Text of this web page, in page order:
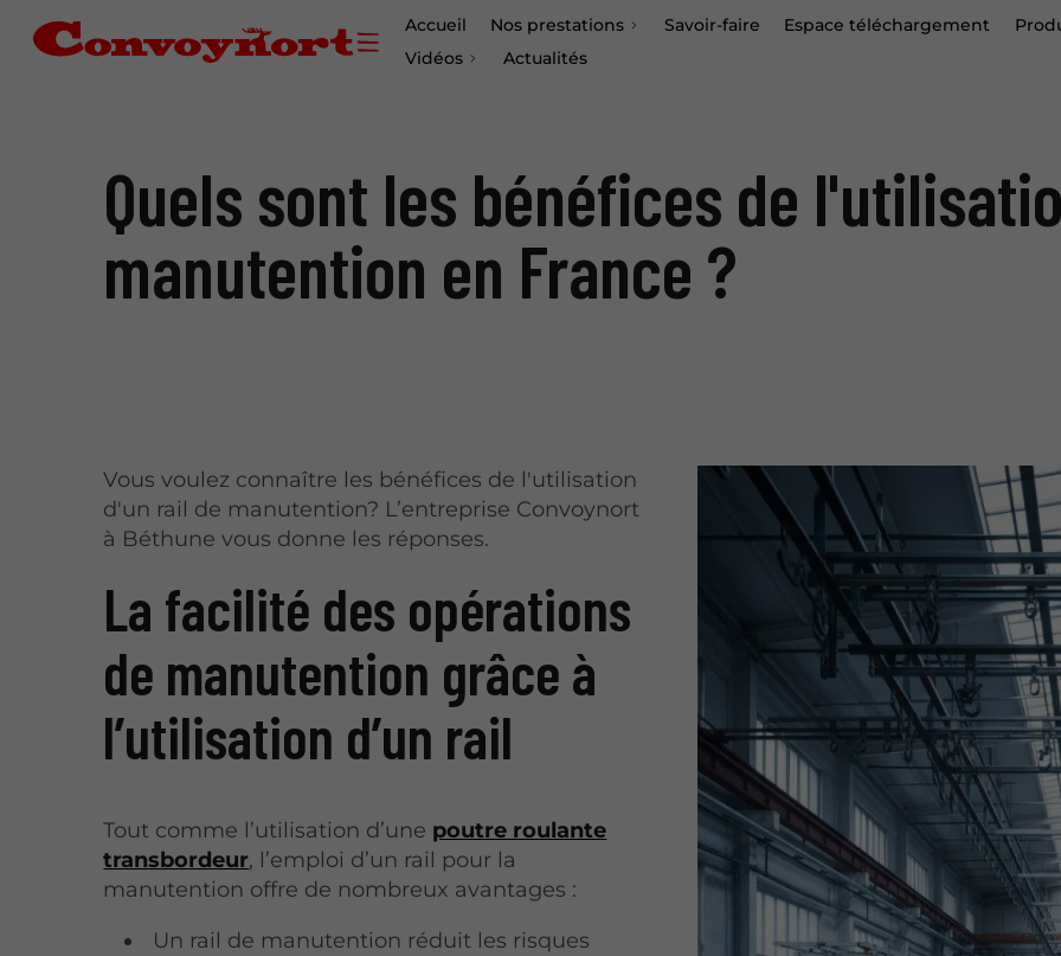
Accueil Nos prestations Savoir-faire Espace téléchargement
Vidéos
Actualités
Quels sont les bénéfices de
manutention en France ?
Vous voulez connaître les bénéfices de l'utilisation
d'un rail de manutention? L’entreprise Convoynort
à Béthune vous donne les réponses.
La facilité des opérations
de manutention grâce à
l’utilisation d’un rail
Tout comme l’utilisation d’une poutre roulante
transbordeur, l’emploi d’un rail pour la
manutention offre de nombreux avantages :
Un rail de manutention réduit les risques